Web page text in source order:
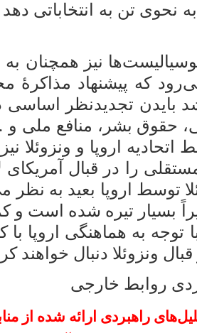
تن به انتخاباتی
نیز همچنان
که پیشنهاد
بایدن تجدیدنظر اساسی
حقوق بشر، منافع ملی
اروپا و ونزوئلا
را در قبال آمریکای
توسط اروپا بعید به
بسیار تیره شده است و
به هماهنگی اروپا با
ونزوئلا دنبال خواهند
روابط خارجی
راهبردی ارائه شده از